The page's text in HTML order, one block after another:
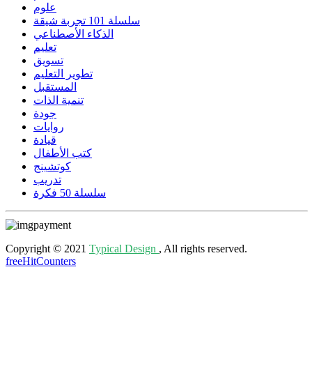
علوم
سلسلة 101 تجربة شيقة
الذكاء الأصطناعي
تعليم
تسويق
تطوير التعليم
المستقبل
تنمية الذات
جودة
روايات
قيادة
كتب الأطفال
كوتشينج
تدريب
سلسلة 50 فكرة
Copyright © 2021 Typical Design , All rights reserved.
freeHitCounters